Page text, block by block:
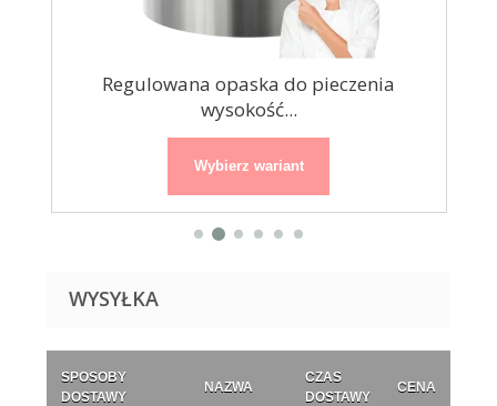
Regulowana opaska do pieczenia
wysokość...
Wybierz wariant
WYSYŁKA
SPOSOBY
DOSTAWY
NAZWA
CZAS
DOSTAWY
CENA